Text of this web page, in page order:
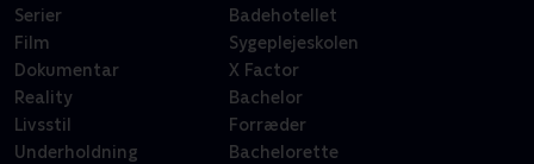
Serier
Film
Dokumentar
Reality
Livsstil
Underholdning
Badehotellet
Sygeplejeskolen
X Factor
Bachelor
Forræder
Bachelorette